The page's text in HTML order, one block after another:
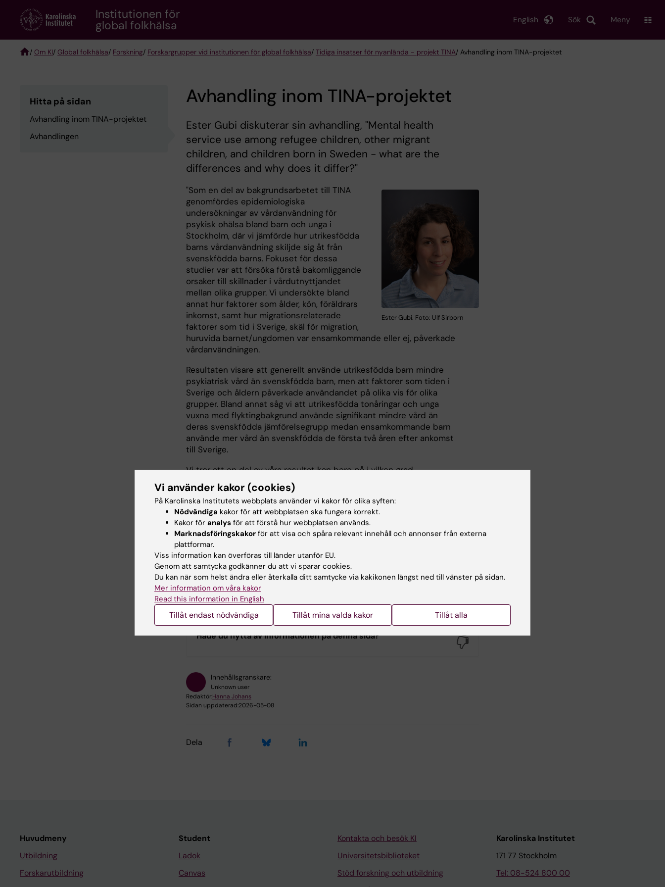
content
Institutionen för
global folkhälsa Sök
English Meny
/ Om KI/ Global folkhälsa/ Forskning/ Forskargrupper vid institutionen för global folkhälsa/ Tidiga insatser för nyanlända - projekt TINA/ Avhandling inom TINA-projektet
Hitta på sidan
Avhandling inom TINA-projektet
Avhandlingen
Avhandling inom TINA-projektet
Ester Gubi diskuterar sin avhandling, "Mental health
service use among refugee children, other migrant
children, and children born in Sweden - what are the
differences and why does it differ?"
Ester Gubi. Foto: Ulf Sirborn
"Som en del av bakgrundsarbetet till TINA
genomfördes epidemiologiska
undersökningar av vårdanvändning för
psykisk ohälsa bland barn och unga i
Stockholm, där vi jämförde hur utrikesfödda
barns vårdanvändning skiljde sig åt från
svenskfödda barns. Fokuset för dessa
studier var att försöka förstå bakomliggande
orsaker till skillnader i vårdutnyttjandet
mellan olika grupper. Vi undersökte bland
annat hur faktorer som ålder, kön, föräldrars
inkomst, samt hur migrationsrelaterade
faktorer som tid i Sverige, skäl för migration,
huruvida barnet/ungdomen var ensamkommande eller ej, påverkade
vårdanvändningen.
Resultaten visare att generellt använde utrikesfödda barn mindre
psykiatrisk vård än svenskfödda barn, men att faktorer som tiden i
Sverige och åldern påverkade användandet på olika vis för olika
grupper. Bland annat såg vi att utrikesfödda tonåringar och unga
vuxna med flyktingbakgrund använde signifikant mindre vård än
deras svenskfödda jämförelsegrupp medan ensamkommande barn
använde mer vård än svenskfödda de första två åren efter ankomst
till Sverige.
Vi tror att en del av våra resultat kan bero på i vilken grad
utrikesfödda får hjälp och stöd att få sina vårdbehov upptäckta och
får möjlighet att bli refererade till vården, från instanser som förskola,
grundskola och BVC."
Avhandlingen
Mental health service use among refugee children, other migrant children,
and children born in Sweden - what are the differences and why does it
differ?
Hade du nytta av informationen på denna sida?
Yes
Innehållsgranskare:
Unknown user
Redaktör:Hanna Johans
Sidan uppdaterad:2026-05-08
Dela
Huvudmeny
Utbildning
Forskarutbildning
Student
Ladok
Canvas
Kontakta och besök KI
Universitetsbiblioteket
Stöd forskning och utbildning
Karolinska Institutet
171 77 Stockholm
Tel: 08-524 800 00
Vi använder kakor (cookies)
På Karolinska Institutets webbplats använder vi kakor för olika syften:
Nödvändiga kakor för att webbplatsen ska fungera korrekt.
Kakor för analys för att förstå hur webbplatsen används.
Marknadsföringskakor för att visa och spåra relevant innehåll och annonser från externa
plattformar.
Viss information kan överföras till länder utanför EU.
Genom att samtycka godkänner du att vi sparar cookies.
Du kan när som helst ändra eller återkalla ditt samtycke via kakikonen längst ned till vänster på sidan.
Mer information om våra kakor
Read this information in English
Tillåt endast nödvändiga Tillåt mina valda kakor Tillåt alla